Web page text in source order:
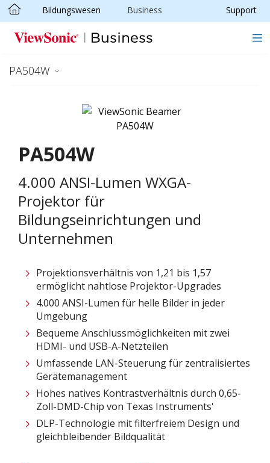
Skip to main content
Bildungswesen Business Support
PA504W
PA504W
4.000 ANSI-Lumen WXGA-
Projektor für
Bildungseinrichtungen und
Unternehmen
Projektionsverhältnis von 1,21 bis 1,57
ermöglicht nahtlose Projektor-Upgrades
4.000 ANSI-Lumen für helle Bilder in jeder
Umgebung
Bequeme Anschlussmöglichkeiten mit zwei
HDMI- und USB-A-Netzteilen
Umfassende LAN-Steuerung für zentralisiertes
Gerätemanagement​
Hohes natives Kontrastverhältnis durch 0,65-
Zoll-DMD-Chip von Texas Instruments'
DLP-Technologie mit filterfreiem Design und
gleichbleibender Bildqualität​